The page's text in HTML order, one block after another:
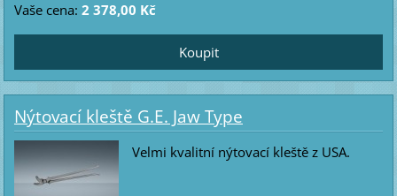
Vaše cena: 2 378,00 Kč
Nýtovací kleště G.E. Jaw Type
Velmi kvalitní nýtovací kleště z USA.